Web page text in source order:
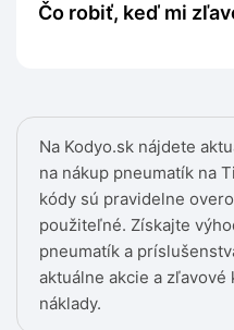
Na Kodyo.sk nájdete
na nákup pneumatík na
kódy sú pravidelne
použiteľné. Získajte
pneumatík a
aktuálne akcie a
náklady.
Čo robiť, keď mi